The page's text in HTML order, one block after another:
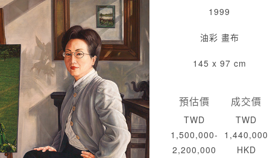
1999
油彩 畫布
145 x 97 cm
預估價
TWD
1,500,000-
2,200,000
成交價
TWD
1,440,000
HKD